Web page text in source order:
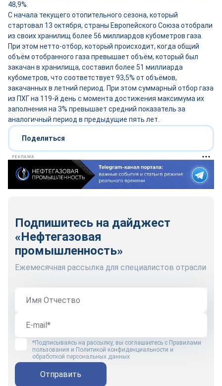
48,9%.
С начала текущего отопительного сезона, который
стартовал 13 октября, страны Европейского Союза отобрали
из своих хранилищ более 56 миллиардов кубометров газа.
При этом нетто-отбор, который происходит, когда общий
объём отобранного газа превышает объём, который был
закачан в хранилища, составил более 51 миллиарда
кубометров, что соответствует 93,5% от объёмов,
закачанных в летний период. При этом суммарный отбор газа
из ПХГ на 119-й день с момента достижения максимума их
заполнения на 3% превышает средний показатель за
аналогичный период в предыдущие пять лет.
Поделиться
РЕКЛАМА
Подпишитесь на дайджест
«Нефтегазовая
промышленность»
Ежемесячная рассылка для специалистов отрасли
*Подписываясь на рассылку, вы соглашаетесь с Правилами
пользования и Политикой конфиденциальности и
обработкой персональных данных
Отправить